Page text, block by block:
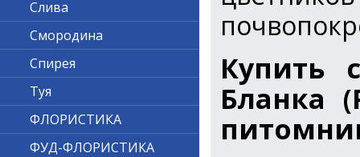
Купить
Бланка
Слива
Смородина
Спирея
Туя
ФЛОРИСТИКА
ФУД-ФЛОРИСТИКА